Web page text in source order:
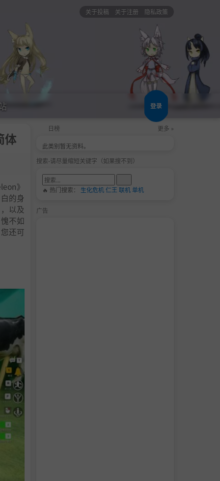
关于投稿 关于注册 隐私政策
登录
体
》
的身
以及
不如
还可
日榜 更多 »
此类别暂无资料。
搜索-请尽量缩短关键字（如果搜不到）
🔥 热门搜索： 生化危机仁王 联机单机
广告